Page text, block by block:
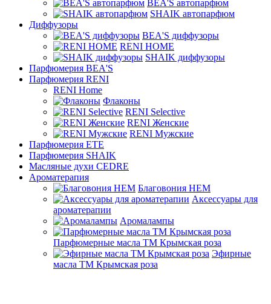
BEA'S автопарфюм
SHAIK автопарфюм
Диффузоры
BEA'S диффузоры
RENI HOME
SHAIK диффузоры
Парфюмерия BEA'S
Парфюмерия RENI
RENI Home
Флаконы
RENI Selective
RENI Женские
RENI Мужские
Парфюмерия ETE
Парфюмерия SHAIK
Масляные духи CEDRE
Ароматерапия
Благовония HEM
Аксессуары для
ароматерапии
Аромалампы
Парфюмерные масла ТМ Крымская роза
Эфирные
масла ТМ Крымская роза